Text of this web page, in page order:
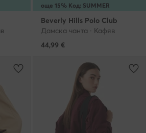
още 15% Код: SUMMER
Beverly Hills Polo Club
Дамска чанта · Кафяв
44,99 €